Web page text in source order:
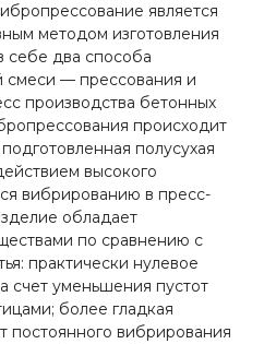
является
методом изготовления
себе два способа
смеси — прессования и
производства бетонных
происходит
полусухая
высокого
вибрированию в пресс-
обладает
по сравнению с
практически нулевое
счет уменьшения пустот
более гладкая
постоянного вибрирования